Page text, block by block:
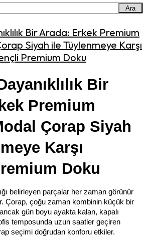
Ara
Bir Arada: Erkek Premium
Siyah ile Tüylenmeye Karşı
Premium Doku
Bir
Premium
Çorap Siyah
Karşı
Doku
belirleyen parçalar her zaman görünür
Çorap, çoğu zaman kombinin küçük bir
gün boyu ayakta kalan, kapalı
temposunda uzun saatler geçiren
seçimi doğrudan konforu etkiler.